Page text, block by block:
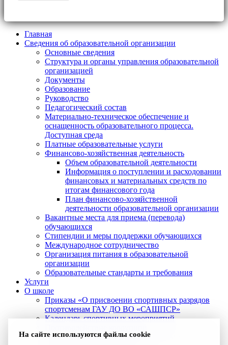
Главная
Сведения об образовательной организации
Основные сведения
Структура и органы управления образовательной
организацией
Документы
Образование
Руководство
Педагогический состав
Материально-техническое обеспечение и
оснащенность образовательного процесса.
Доступная среда
Платные образовательные услуги
Финансово-хозяйственная деятельность
Объем образовательной деятельности
Информация о поступлении и расходовании
финансовых и материальных средств по
итогам финансового года
План финансово-хозяйственной
деятельности образовательной организации
Вакантные места для приема (перевода)
обучающихся
Стипендии и меры поддержки обучающихся
Международное сотрудничество
Организация питания в образовательной
организации
Образовательные стандарты и требования
Услуги
О школе
Приказы «О присвоении спортивных разрядов
спортсменам ГАУ ДО ВО «САШПСР»
Календарь спортивных мероприятий
Антидопинговое обеспечение в спорте
На сайте используются файлы cookie